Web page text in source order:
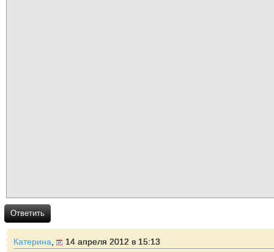
Ответить
Катерина
14 апреля 2012 в 15:13